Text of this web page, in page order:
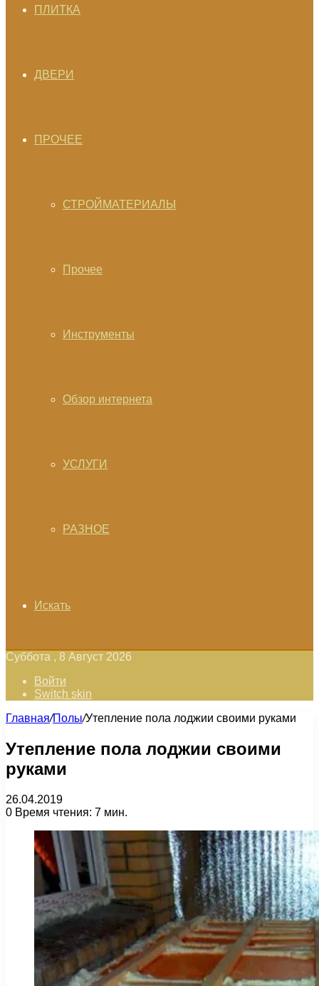
ПЛИТКА
ДВЕРИ
ПРОЧЕЕ
СТРОЙМАТЕРИАЛЫ
Прочее
Инструменты
Обзор интернета
УСЛУГИ
РАЗНОЕ
Искать
Суббота , 8 Август 2026
Войти
Switch skin
Главная/Полы/Утепление пола лоджии своими руками
Утепление пола лоджии своими
руками
26.04.2019
0 Время чтения: 7 мин.